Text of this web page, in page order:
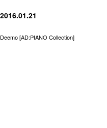
2016.01.21
Deemo [AD:PIANO Collection]